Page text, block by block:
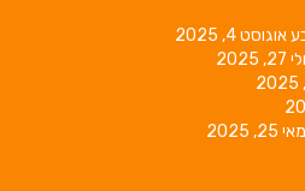
אוגוסט 4, 2025
27, 2025
מאי 25, 2025